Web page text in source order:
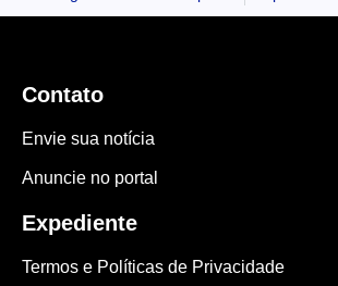
Contato
Envie sua notícia
Anuncie no portal
Expediente
Termos e Políticas de Privacidade